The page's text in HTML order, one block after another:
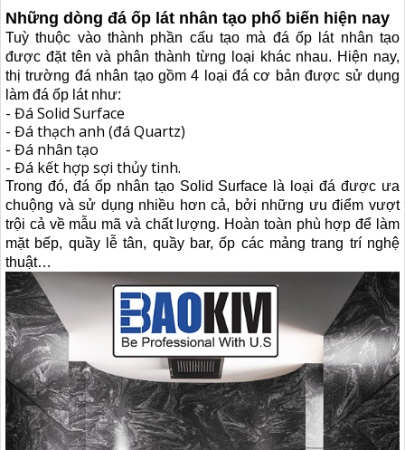
Những dòng đá ốp lát nhân tạo phổ biến hiện nay
Tuỳ thuộc vào thành phần cấu tạo mà đá ốp lát nhân tạo
được đặt tên và phân thành từng loại khác nhau. Hiện nay,
thị trường đá nhân tạo gồm 4 loại đá cơ bản được sử dụng
làm đá ốp lát như:
- Đá Solid Surface
- Đá thạch anh (đá Quartz)
- Đá nhân tạo
- Đá kết hợp sợi thủy tinh.
Trong đó, đá ốp nhân tạo Solid Surface là loại đá được ưa
chuộng và sử dụng nhiều hơn cả, bởi những ưu điểm vượt
trội cả về mẫu mã và chất lượng. Hoàn toàn phù hợp để làm
mặt bếp, quầy lễ tân, quầy bar, ốp các mảng trang trí nghệ
thuật…